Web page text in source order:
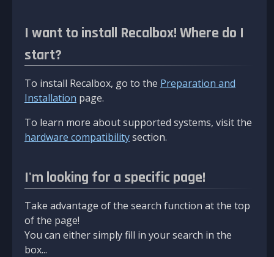
I want to install Recalbox! Where do I
start?
To install Recalbox, go to the Preparation and
Installation page.
To learn more about supported systems, visit the
hardware compatibilitysection.
I'm looking for a specific page!
Take advantage of the search function at the top
of the page!
You can either simply fill in your search in the
box...